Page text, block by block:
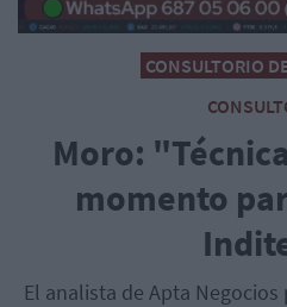
CONSULTORIO
Moro:
momento
El analista de Apta